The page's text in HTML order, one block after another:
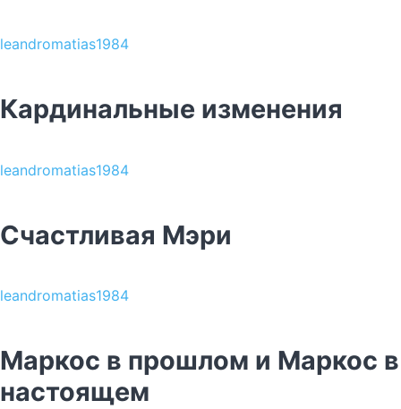
leandromatias1984
Кардинальные изменения
leandromatias1984
Счастливая Мэри
leandromatias1984
Маркос в прошлом и Маркос в
настоящем